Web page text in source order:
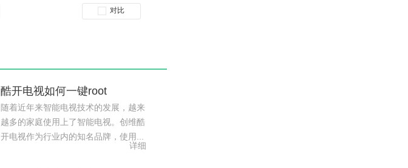
对比
酷开电视如何一键root
随着近年来智能电视技术的发展，越来
越多的家庭使用上了智能电视。创维酷
开电视作为行业内的知名品牌，使用...
详细